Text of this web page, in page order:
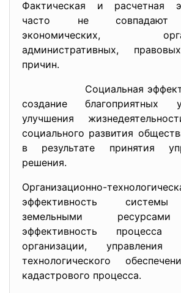
Фактическая и расчетная
часто не совпадают
экономических,
административных,
причин.
Социальная
создание благоприятных
улучшения
социального развития
в результате принятия
решения.
Организационно-
эффективность системы
земельными
эффективность процесса
организации,
технологического
кадастрового процесса.